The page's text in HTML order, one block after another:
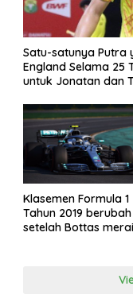
Satu-satunya Putra
England Selama 25
untuk Jonatan dan
Klasemen Formula 1
Tahun 2019 berubah
setelah Bottas